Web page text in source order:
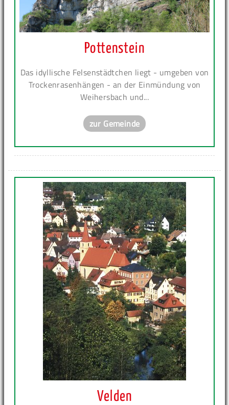
Pottenstein
Das idyllische Felsenstädtchen liegt - umgeben von
Trockenrasenhängen - an der Einmündung von
Weihersbach und...
zur Gemeinde
Velden